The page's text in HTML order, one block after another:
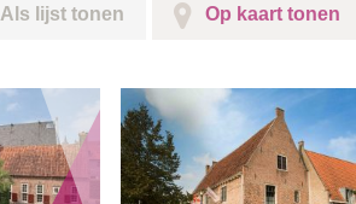
Als lijst tonen Op kaart tonen